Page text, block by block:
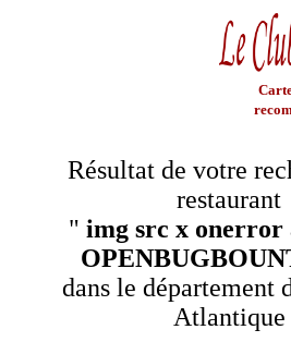
Résultat de votre
restaurant
" img src x onerror
dans le département
Atlantique